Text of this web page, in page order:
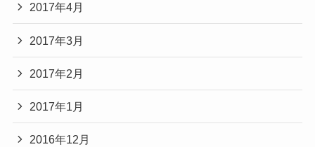
2017年4月
2017年3月
2017年2月
2017年1月
2016年12月